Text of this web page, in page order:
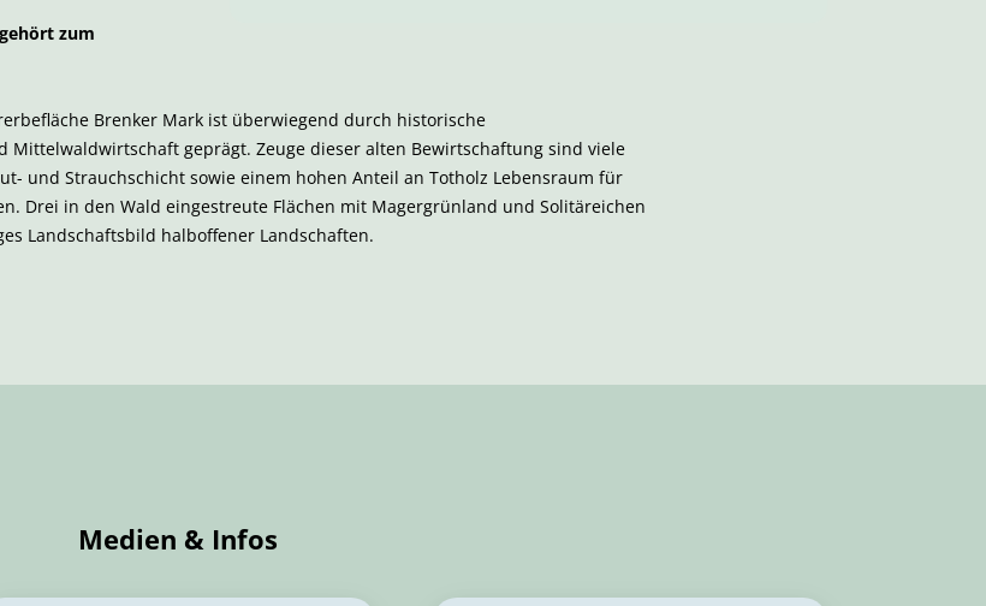
zum
Brenker Mark ist überwiegend durch historische
Mittelwaldwirtschaft geprägt. Zeuge dieser alten Bewirtschaftung sind viele
und Strauchschicht sowie einem hohen Anteil an Totholz Lebensraum für
Drei in den Wald eingestreute Flächen mit Magergrünland und Solitäreichen
Landschaftsbild halboffener Landschaften.
Medien & Infos